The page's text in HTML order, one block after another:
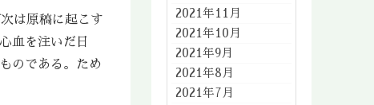
は原稿に起こす
血を注いだ日
のである。ため
2021年11月
2021年10月
2021年9月
2021年8月
2021年7月